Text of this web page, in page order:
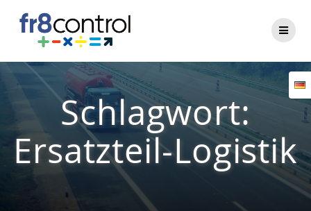
Schlagwort:
Ersatzteil-Logistik